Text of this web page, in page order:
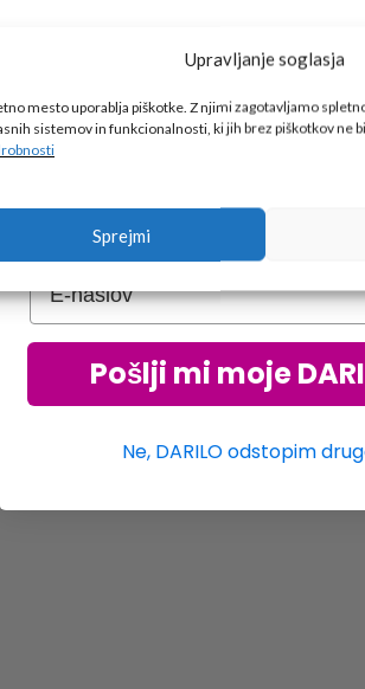
Upravljanje soglasja
mesto uporablja piškotke. Z njimi zagotavljamo
sistemov in funkcionalnosti, ki jih brez piškotkov ne
Sprejmi
🎁 DARILO
Vpiši podatke za prejem darila
Pošlji mi moje
Ne, DARILO odstopim